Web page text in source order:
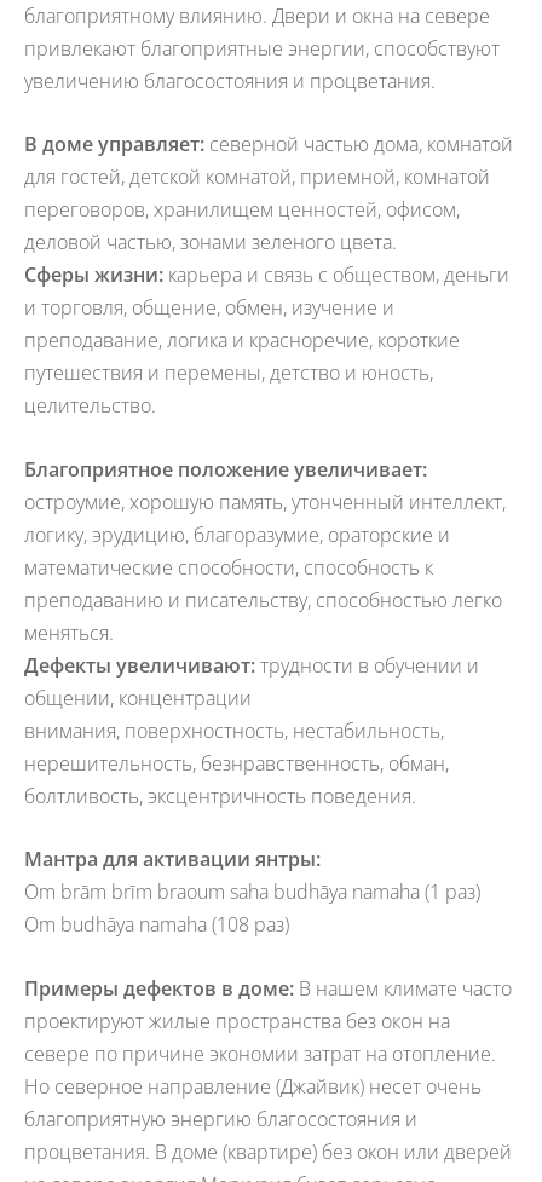
благоприятному влиянию. Двери и окна на севере
привлекают благоприятные энергии, способствуют
увеличению благосостояния и процветания.
В доме управляет: северной частью дома, комнатой
для гостей, детской комнатой, приемной, комнатой
переговоров, хранилищем ценностей, офисом,
деловой частью, зонами зеленого цвета.
Сферы жизни: карьера и связь с обществом, деньги
и торговля, общение, обмен, изучение и
преподавание, логика и красноречие, короткие
путешествия и перемены, детство и юность,
целительство.
Благоприятное положение увеличивает:
остроумие, хорошую память, утонченный интеллект,
логику, эрудицию, благоразумие, ораторские и
математические способности, способность к
преподаванию и писательству, способностью легко
меняться.
Дефекты увеличивают:трудности в обучении и
общении, концентрации
внимания, поверхностность, нестабильность,
нерешительность, безнравственность, обман,
болтливость, эксцентричность поведения.
Мантра для активации янтры:
Om brām brīm braoum saha budhāya namaha (1 раз)
Om budhāya namaha (108 раз)
Примеры дефектов в доме: В нашем климате часто
проектируют жилые пространства без окон на
севере по причине экономии затрат на отопление.
Но северное направление (Джайвик) несет очень
благоприятную энергию благосостояния и
процветания. В доме (квартире) без окон или дверей